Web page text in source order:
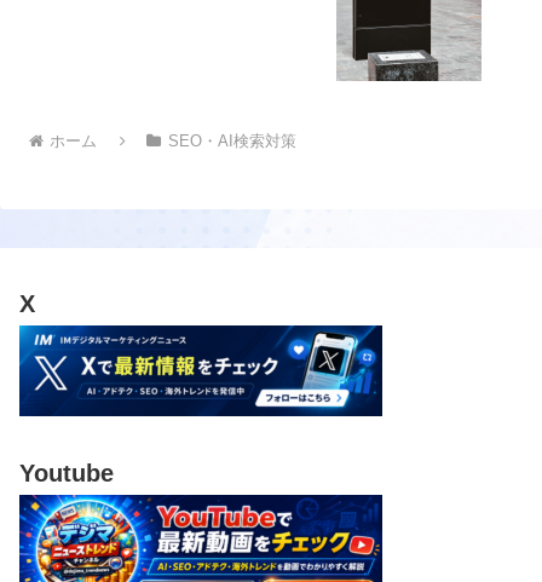
ホーム SEO・AI検索対策
X
Youtube